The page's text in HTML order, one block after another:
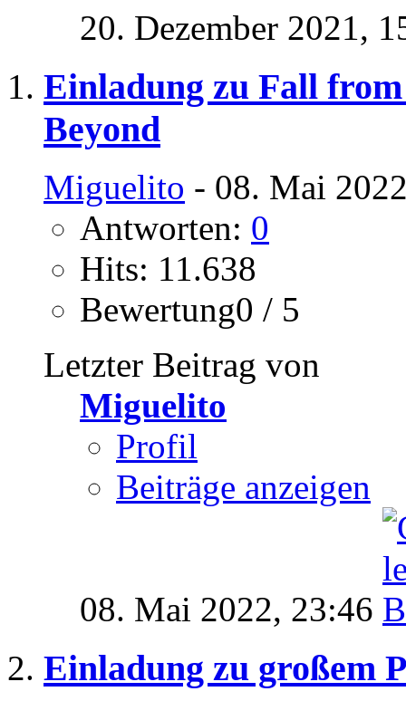
20. Dezember 2021,
Einladung zu Fall
Beyond
Miguelito - 08. Mai
Antworten: 0
Hits: 11.638
Bewertung0 / 5
Letzter Beitrag von
Miguelito
Profil
Beiträge anzeigen
08. Mai 2022, 23:46
Einladung zu großem